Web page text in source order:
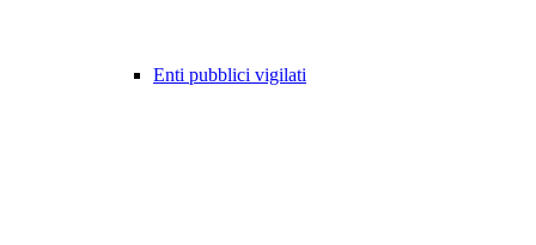
Enti pubblici vigilati